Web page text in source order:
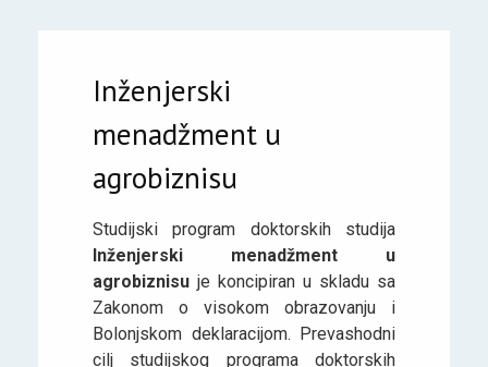
Inženjerski
menadžment u
agrobiznisu
Studijski program doktorskih studija
Inženjerski menadžment u
agrobiznisu je koncipiran u skladu sa
Zakonom o visokom obrazovanju i
Bolonjskom deklaracijom. Prevashodni
cilj studijskog programa doktorskih